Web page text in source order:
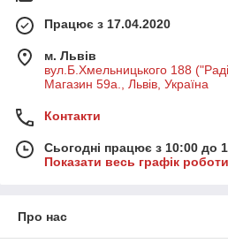
Працює з 17.04.2020
м. Львів
вул.Б.Хмельницького 188
Магазин 59а., Львів, Україна
Контакти
Сьогодні працює з 10:00 до
Показати весь графік роботи
Про нас